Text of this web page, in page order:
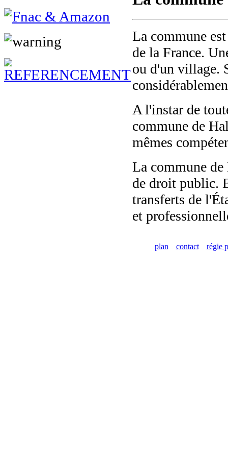
La commune
de la France.
ou d'un village.
A l'instar de
commune de
mêmes
La commune
de droit public.
transferts de
et
plan contact régie